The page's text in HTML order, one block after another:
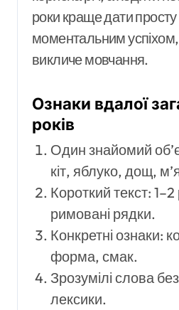
роки краще дати просту
моментальним
викличе мовчання.
Ознаки вдалої
років
Один знайомий
кіт, яблуко, дощ,
Короткий текст:
римовані рядки.
Конкретні ознаки:
форма, смак.
Зрозумілі слова без
лексики.